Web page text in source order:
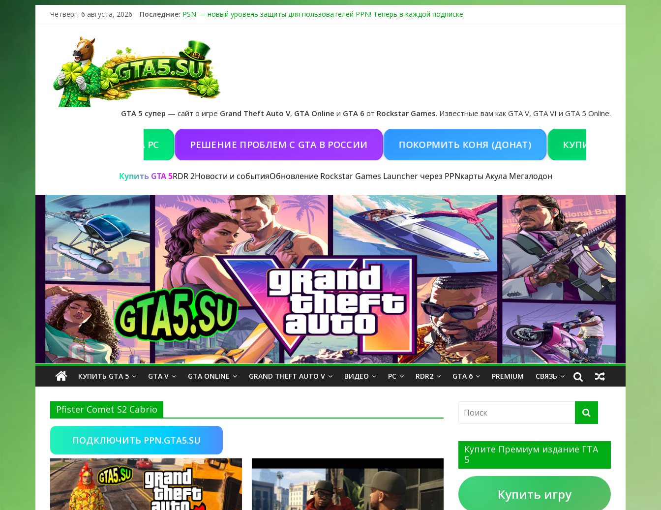
Четверг, 6 августа, 2026 Последние: PSN — новый уровень защиты для пользователей PPN! Теперь в каждой подписке
Получайте особые награды в GTA Online по программе Fine Art Collector
GTA 6 официальная обложка игры и Предзаказ Grand Theft Auto VI
GTA 5 супер — сайт о игре Grand Theft Auto V, GTA Online и GTA 6 от Rockstar Games. Известные вам как GTA V, GTA VI и GTA 5 Online.
РЕШЕНИЕ ПРОБЛЕМ С GTA В РОССИИ ПОКОРМИТЬ КОНЯ (ДОНАТ) КУПИТЬ GTA 5 ONLINE НА
Купить GTA 5RDR 2Новости и событияОбновление Rockstar Games Launcher через PPNкарты Акула Мегалодон
КУПИТЬ GTA 5 GTA V GTA ONLINE GRAND THEFT AUTO V ВИДЕО PC RDR2 GTA 6 PREMIUM СВЯЗЬ
Pfister Comet S2 Cabrio
ПОДКЛЮЧИТЬ PPN.GTA5.SU
Купите Премиум издание ГТА
5
Купить игру